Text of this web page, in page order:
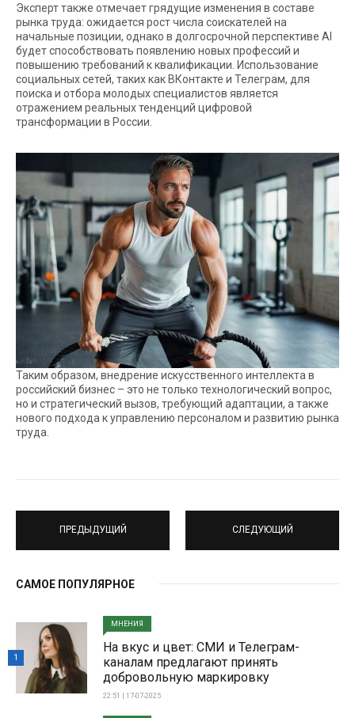
Эксперт также отмечает грядущие изменения в составе
рынка труда: ожидается рост числа соискателей на
начальные позиции, однако в долгосрочной перспективе AI
будет способствовать появлению новых профессий и
повышению требований к квалификации. Использование
социальных сетей, таких как ВКонтакте и Телеграм, для
поиска и отбора молодых специалистов является
отражением реальных тенденций цифровой
трансформации в России.
Таким образом, внедрение искусственного интеллекта в
российский бизнес – это не только технологический вопрос,
но и стратегический вызов, требующий адаптации, а также
нового подхода к управлению персоналом и развитию рынка
труда.
ПРЕДЫДУЩИЙ СЛЕДУЮЩИЙ
САМОЕ ПОПУЛЯРНОЕ
МНЕНИЯ
На вкус и цвет: СМИ и Телеграм-
каналам предлагают принять
добровольную маркировку
22:51 | 17-07-2025
1